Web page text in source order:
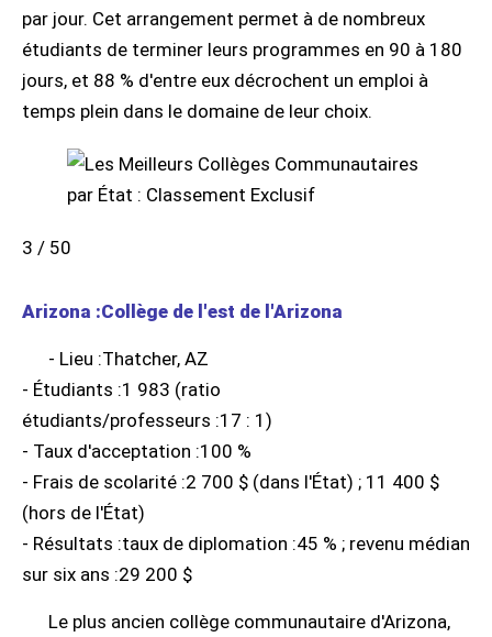
par jour. Cet arrangement permet à de nombreux
étudiants de terminer leurs programmes en 90 à 180
jours, et 88 % d'entre eux décrochent un emploi à
temps plein dans le domaine de leur choix.
3 / 50
Arizona :Collège de l'est de l'Arizona
- Lieu :Thatcher, AZ
- Étudiants :1 983 (ratio
étudiants/professeurs :17 : 1)
- Taux d'acceptation :100 %
- Frais de scolarité :2 700 $ (dans l'État) ; 11 400 $
(hors de l'État)
- Résultats :taux de diplomation :45 % ; revenu médian
sur six ans :29 200 $
Le plus ancien collège communautaire d'Arizona,